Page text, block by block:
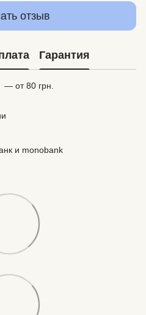
отзыв
Гарантия
— от 80 грн.
и monobank